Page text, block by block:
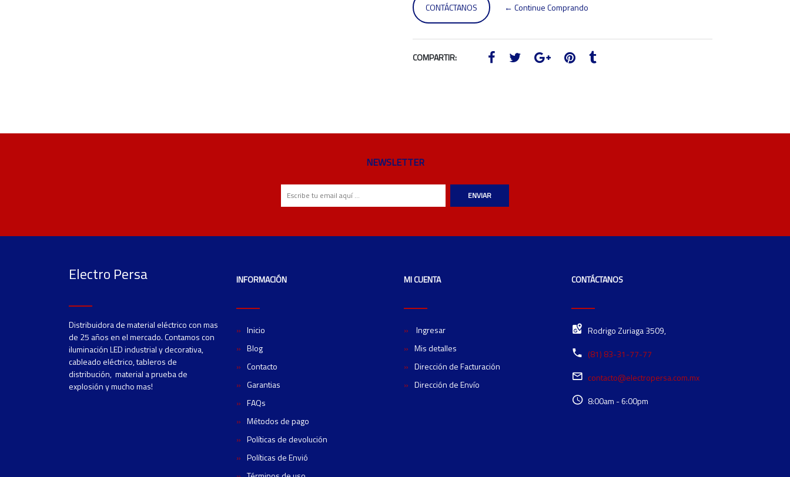
CONTÁCTANOS ← Continue Comprando
COMPARTIR:
NEWSLETTER
ENVIAR
Electro Persa
Distribuidora de material eléctrico con mas
de 25 años en el mercado. Contamos con
iluminación LED industrial y decorativa,
cableado eléctrico, tableros de
distribución, material a prueba de
explosión y mucho mas!
INFORMACIÓN
Inicio
Blog
Contacto
Garantias
FAQs
Métodos de pago
Políticas de devolución
Políticas de Envió
MI CUENTA
Ingresar
Mis detalles
Dirección de Facturación
Dirección de Envío
CONTÁCTANOS
Rodrigo Zuriaga 3509,
(81) 83-31-77-77
contacto@electropersa.com.mx
8:00am - 6:00pm